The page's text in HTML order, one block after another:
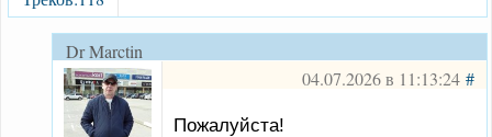
Dr Marctin
04.07.2026 в 11:13:24#
Пожалуйста!